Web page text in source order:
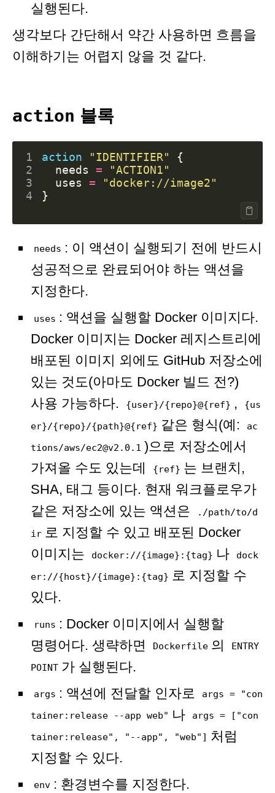
실행된다.
생각보다 간단해서 약간 사용하면 흐름을
이해하기는 어렵지 않을 것 같다.
action 블록
1 action "IDENTIFIER"
2
  needs
=
"ACTION1"
3
  uses
=
"docker://image2"
4
needs : 이 액션이 실행되기 전에 반드시
성공적으로 완료되어야 하는 액션을
지정한다.
uses : 액션을 실행할 Docker 이미지다.
Docker 이미지는 Docker 레지스트리에
배포된 이미지 외에도 GitHub 저장소에
있는 것도(아마도 Docker 빌드 전?)
사용 가능하다.
{user}/{repo}@{ref} ,
{us
er}/{repo}/{path}@{ref} 같은 형식(예:
ac
tions/aws/ec2@v2.0.1 )으로 저장소에서
가져올 수도 있는데
{ref} 는 브랜치,
SHA, 태그 등이다. 현재 워크플로우가
같은 저장소에 있는 액션은
./path/to/d
ir 로 지정할 수 있고 배포된 Docker
이미지는
docker://{image}:{tag} 나
dock
er://{host}/{image}:{tag} 로 지정할 수
있다.
runs : Docker 이미지에서 실행할
명령어다. 생략하면
Dockerfile 의
ENTRY
POINT 가 실행된다.
args : 액션에 전달할 인자로
args = "con
tainer:release --app web" 나
args = ["con
tainer:release", "--app", "web"] 처럼
지정할 수 있다.
env : 환경변수를 지정한다.